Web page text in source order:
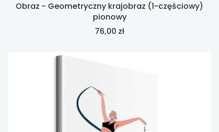
Obraz - Geometryczny krajobraz (1-częściowy)
pionowy
Cena
76,00 zł